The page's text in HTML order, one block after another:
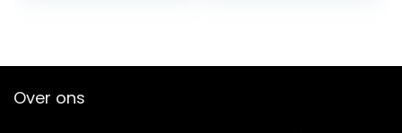
leuke
Over ons